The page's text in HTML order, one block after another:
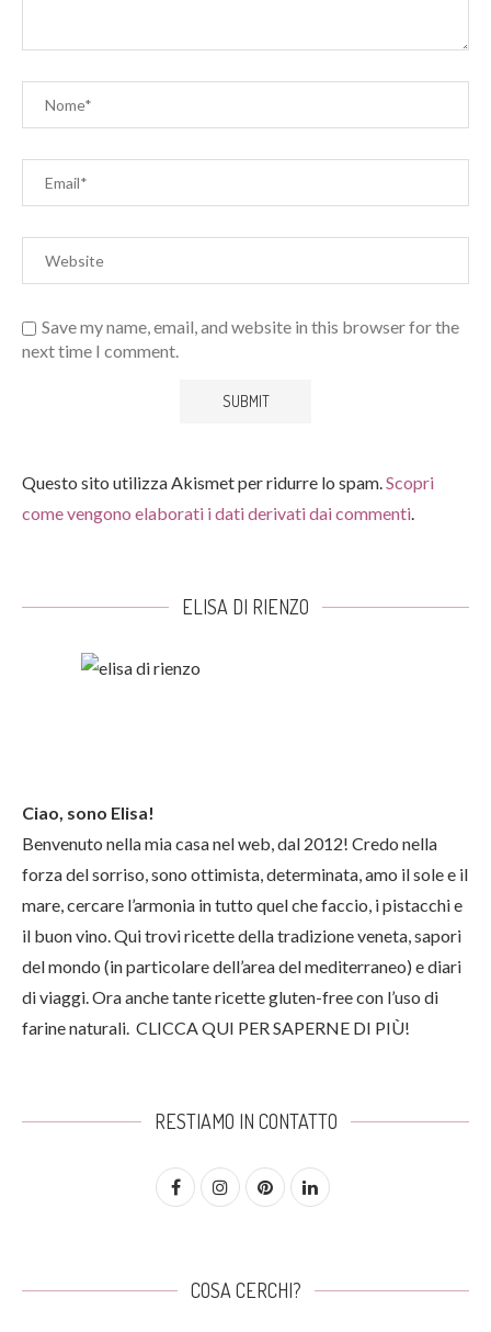
Save my name, email, and website in this browser for the
next time I comment.
Questo sito utilizza Akismet per ridurre lo spam.Scopri
come vengono elaborati i dati derivati dai commenti.
ELISA DI RIENZO
Ciao, sono Elisa!
Benvenuto nella mia casa nel web, dal 2012! Credo nella
forza del sorriso, sono ottimista, determinata, amo il sole e il
mare, cercare l’armonia in tutto quel che faccio, i pistacchi e
il buon vino. Qui trovi ricette della tradizione veneta, sapori
del mondo (in particolare dell’area del mediterraneo) e diari
di viaggi. Ora anche tante ricette gluten-free con l’uso di
farine naturali. CLICCA QUI PER SAPERNE DI PIÙ!
RESTIAMO IN CONTATTO
COSA CERCHI?